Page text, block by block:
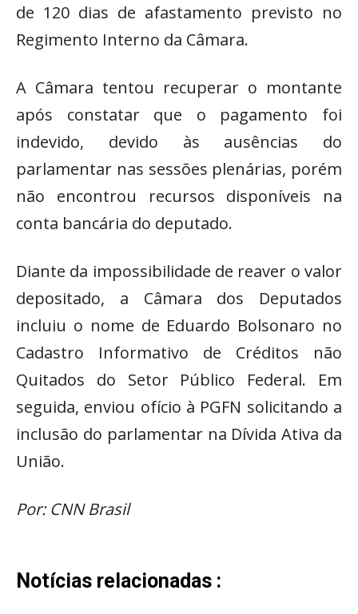
de 120 dias de afastamento previsto no
Regimento Interno da Câmara.
A Câmara tentou recuperar o montante
após constatar que o pagamento foi
indevido, devido às ausências do
parlamentar nas sessões plenárias, porém
não encontrou recursos disponíveis na
conta bancária do deputado.
Diante da impossibilidade de reaver o valor
depositado, a Câmara dos Deputados
incluiu o nome de Eduardo Bolsonaro no
Cadastro Informativo de Créditos não
Quitados do Setor Público Federal. Em
seguida, enviou ofício à PGFN solicitando a
inclusão do parlamentar na Dívida Ativa da
União.
Por: CNN Brasil
Notícias relacionadas :